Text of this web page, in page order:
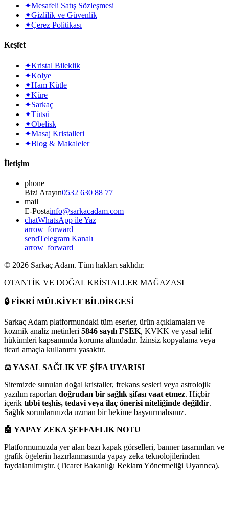
✦Mesafeli Satış Sözleşmesi
✦Gizlilik ve Güvenlik
✦Çerez Politikası
Keşfet
✦Kristal Bileklik
✦Kolye
✦Ham Kütle
✦Küre
✦Sarkaç
✦Tütsü
✦Obelisk
✦Masaj Kristalleri
✦Blog & Makaleler
İletişim
phone
Bizi Arayın0532 630 88 77
mail
E-Postainfo@sarkacadam.com
chatWhatsApp ile Yaz
arrow_forward
sendTelegram Kanalı
arrow_forward
© 2026 Sarkaç Adam. Tüm hakları saklıdır.
OTANTİK VE DOĞAL KRİSTALLER MAĞAZASI
🔒FİKRİ MÜLKİYET BİLDİRGESİ
Sarkaç Adam platformundaki tüm eserler, ürün açıklamaları ve
kozmik analiz metinleri 5846 sayılı FSEK, KVKK ve yasal telif
hükümleri kapsamında koruma altındadır. İzinsiz kopyalama veya
ticari amaçla kullanımı yasaktır.
⚖️YASAL SAĞLIK VE ŞİFA UYARISI
Sitemizde sunulan doğal kristaller, frekans sesleri veya astrolojik
yazılım raporları doğrudan bir sağlık şifası vaat etmez. Hiçbir
içerik tıbbi teşhis, tedavi veya ilaç önerisi niteliğinde değildir.
Sağlık sorunlarınızda uzman bir hekime başvurmalısınız.
🤖 YAPAY ZEKA ŞEFFAFLIK NOTU
Platformumuzda yer alan bazı kapak görselleri, banner tasarımları ve
grafik ögelerin hazırlanmasında yapay zeka teknolojilerinden
faydalanılmıştır. (Ticaret Bakanlığı Reklam Yönetmeliği Uyarınca).